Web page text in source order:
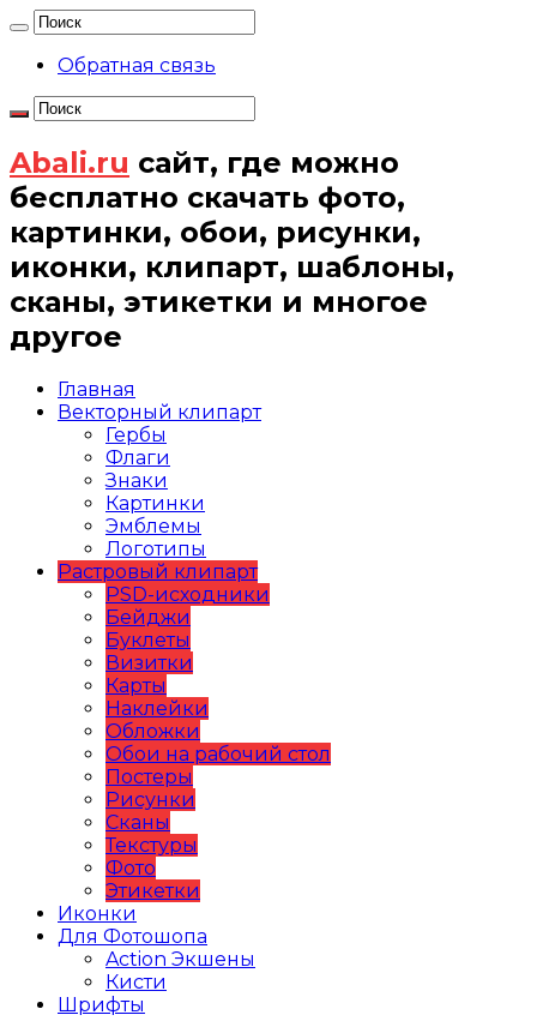
Обратная связь
Abali.ru сайт, где можно
бесплатно скачать фото,
картинки, обои, рисунки,
иконки, клипарт, шаблоны,
сканы, этикетки и многое
другое
Главная
Векторный клипарт
Гербы
Флаги
Знаки
Картинки
Эмблемы
Логотипы
Растровый клипарт
PSD-исходники
Бейджи
Буклеты
Визитки
Карты
Наклейки
Обложки
Обои на рабочий стол
Постеры
Рисунки
Сканы
Текстуры
Фото
Этикетки
Иконки
Для Фотошопа
Action Экшены
Кисти
Шрифты